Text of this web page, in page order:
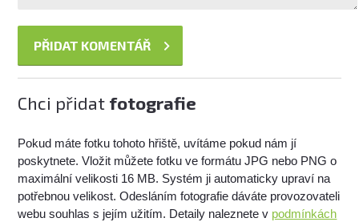
Chci přidat fotografie
Pokud máte fotku tohoto hřiště, uvítáme pokud nám jí
poskytnete. Vložit můžete fotku ve formátu JPG nebo PNG o
maximální velikosti 16 MB. Systém ji automaticky upraví na
potřebnou velikost. Odesláním fotografie dáváte provozovateli
webu souhlas s jejím užitím. Detaily naleznete v podmínkách